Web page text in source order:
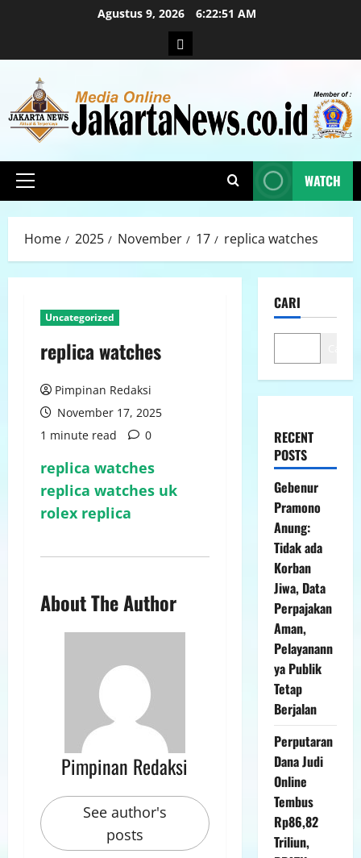
Agustus 9, 2026 6:22:52 AM
WATCH
Home 2025 November 17 replica watches
Uncategorized
replica watches
Pimpinan Redaksi
November 17, 2025
1 minute read
0
replica watches
replica watches uk
rolex replica
About The Author
Pimpinan Redaksi
See author's
posts
CARI
RECENT
POSTS
Gebenur
Pramono
Anung:
Tidak ada
Korban
Jiwa, Data
Perpajakan
Aman,
Pelayanann
ya Publik
Tetap
Berjalan
Perputaran
Dana Judi
Online
Tembus
Rp86,82
Triliun,